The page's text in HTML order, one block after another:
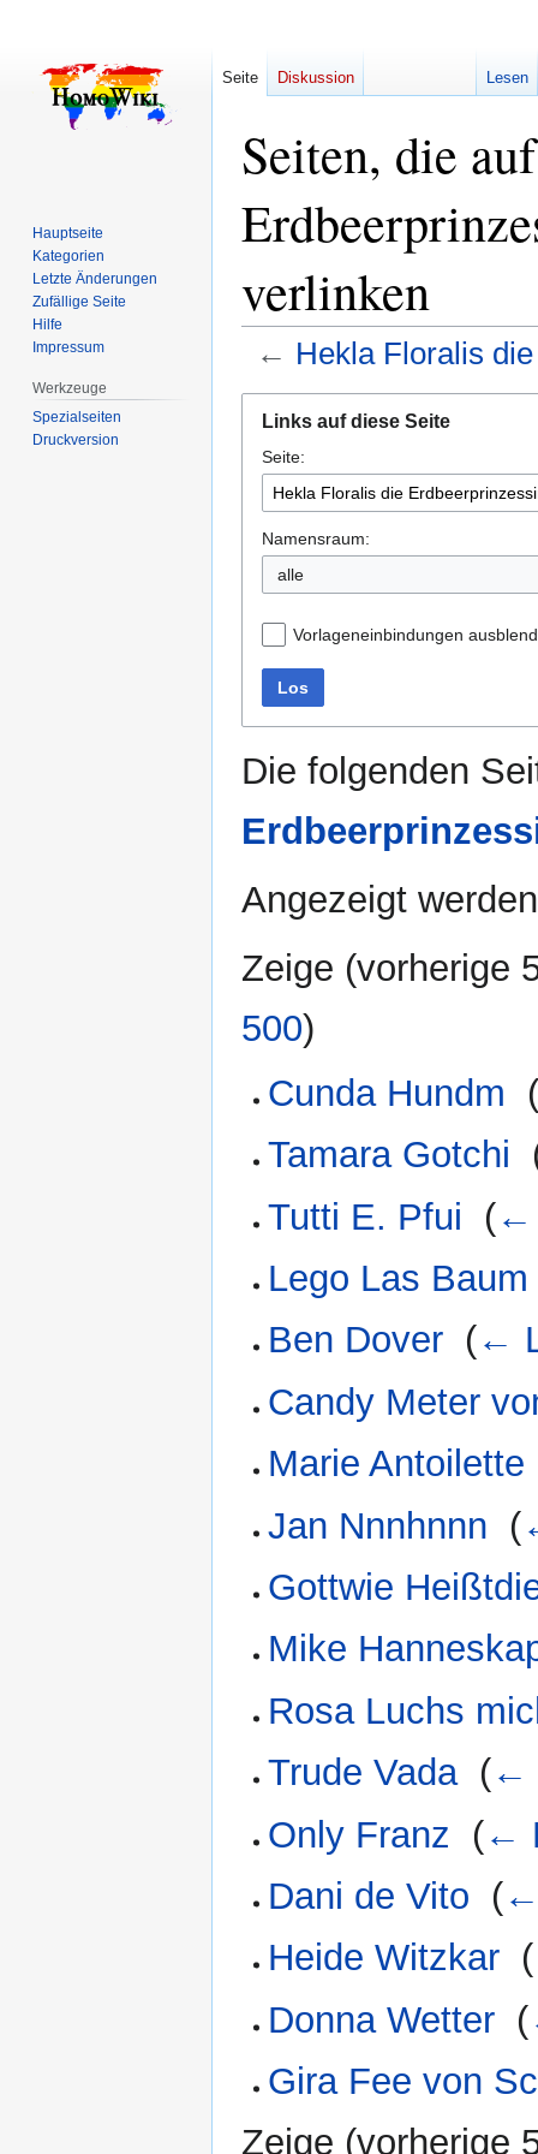
Seiten, die
verlinken
← Hekla Floralis
Navigation
springen
Suche
springen
Links auf diese Seite
Seite:
Namensraum:
alle
Vorlageneinbindungen
Los
Die folgenden
Angezeigt
Zeige (vorherige
500)
Cunda Hundm
Tamara Gotchi
Tutti E. Pfui
(←
Lego Las Baum
Ben Dover (←
Candy Meter
Marie Antoilette
Jan Nnnhnnn (
Gottwie
Mike
Rosa Luchs
Trude Vada‎ (←
Only Franz
(←
Dani de Vito (
Heide Witzkar (
Donna Wetter (
Gira Fee von
Zeige (vorherige
Seite Diskussion Lesen
Hauptseite
Kategorien
Letzte Änderungen
Zufällige Seite
Hilfe
Impressum
Werkzeuge
Spezialseiten
Druckversion